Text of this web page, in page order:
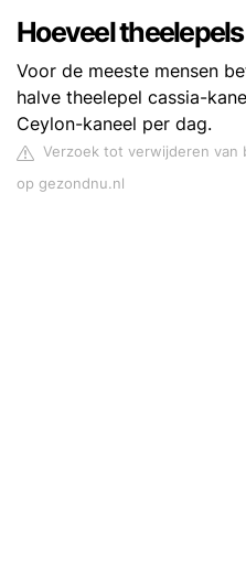
Hoeveel
Voor de meeste mensen
halve theelepel cassia-
Ceylon-kaneel per dag.
Verzoek tot verwijderen van
op gezondnu.nl